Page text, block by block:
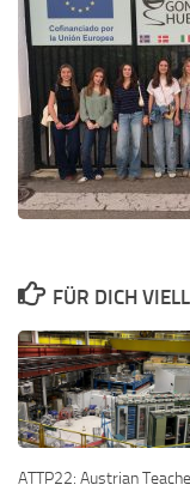
FÜR DICH
ATTP22: Austrian